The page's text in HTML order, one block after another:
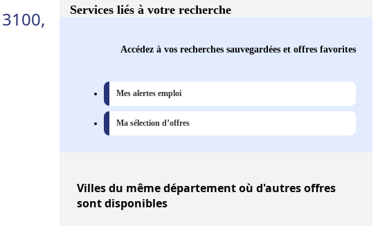
Services liés à votre recherche
Accédez à vos recherches sauvegardées et offres favorites
Mes alertes emploi
Ma sélection d’offres
Villesdu même département où d'autres offres
sont disponibles